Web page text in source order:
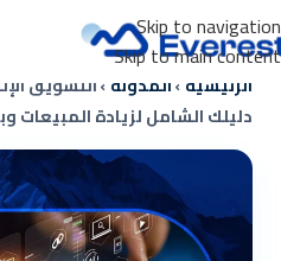
Skip to navigation
Skip to main content
الرئيسية›المدونة›
دليلك الشامل لزيادة